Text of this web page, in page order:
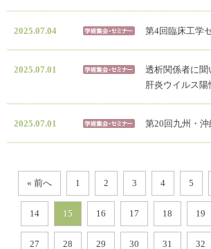
2025.07.04 第4回臨床工学
2025.07.01
透析関係者に聞
肝炎ウイルス陽
2025.07.01 第20回九州・
« 前へ 1 2 3 4 5
14 15 16 17 18 19
27 28 29 30 31 32